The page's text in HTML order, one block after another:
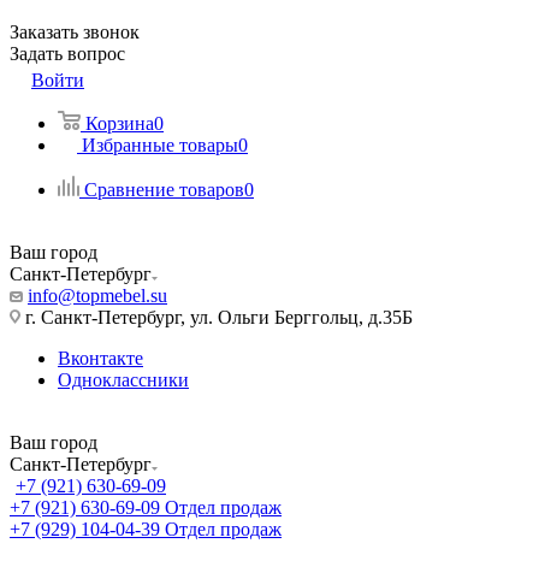
Заказать звонок
Задать вопрос
Войти
Корзина0
Избранные товары0
Сравнение товаров0
Ваш город
Санкт-Петербург
info@topmebel.su
г. Санкт-Петербург, ул. Ольги Берггольц, д.35Б
Вконтакте
Одноклассники
Ваш город
Санкт-Петербург
+7 (921) 630-69-09
+7 (921) 630-69-09 Отдел продаж
+7 (929) 104-04-39 Отдел продаж